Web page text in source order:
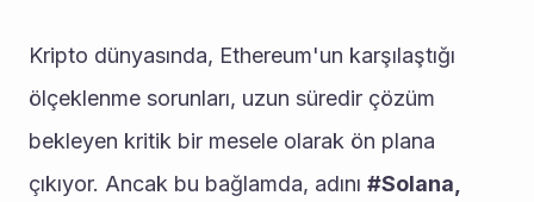
Kripto dünyasında, Ethereum'un karşılaştığı
ölçeklenme sorunları, uzun süredir çözüm
bekleyen kritik bir mesele olarak ön plana
çıkıyor. Ancak bu bağlamda, adını #Solana,